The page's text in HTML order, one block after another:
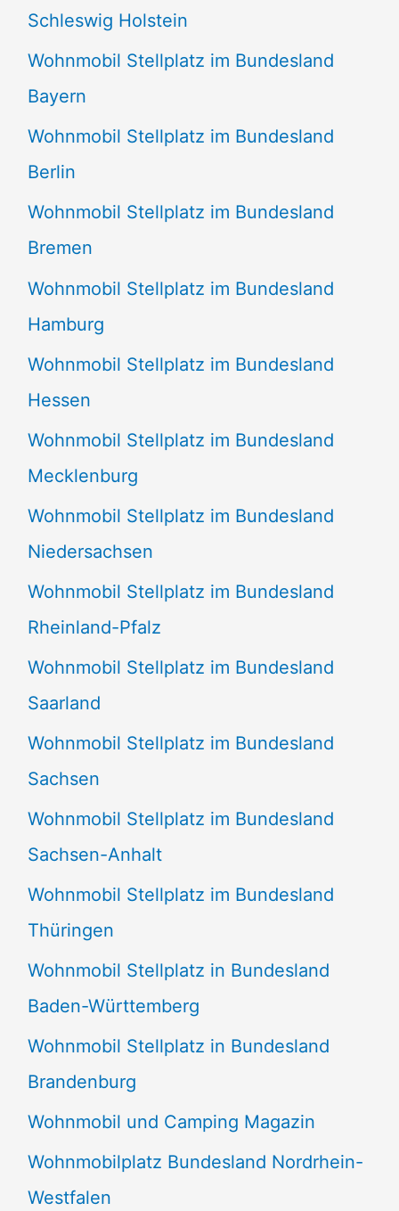
h
:
Schleswig Holstein
Wohnmobil Stellplatz im Bundesland
Bayern
Wohnmobil Stellplatz im Bundesland
Berlin
Wohnmobil Stellplatz im Bundesland
Bremen
Wohnmobil Stellplatz im Bundesland
Hamburg
Wohnmobil Stellplatz im Bundesland
Hessen
Wohnmobil Stellplatz im Bundesland
Mecklenburg
Wohnmobil Stellplatz im Bundesland
Niedersachsen
Wohnmobil Stellplatz im Bundesland
Rheinland-Pfalz
Wohnmobil Stellplatz im Bundesland
Saarland
Wohnmobil Stellplatz im Bundesland
Sachsen
Wohnmobil Stellplatz im Bundesland
Sachsen-Anhalt
Wohnmobil Stellplatz im Bundesland
Thüringen
Wohnmobil Stellplatz in Bundesland
Baden-Württemberg
Wohnmobil Stellplatz in Bundesland
Brandenburg
Wohnmobil und Camping Magazin
Wohnmobilplatz Bundesland Nordrhein-
Westfalen